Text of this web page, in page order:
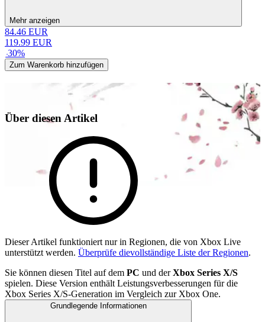
Mehr anzeigen
84.46 EUR
119.99 EUR
-30%
Zum Warenkorb hinzufügen
Über diesen Artikel
Dieser Artikel funktioniert nur in Regionen, die von Xbox Live
unterstützt werden. Überprüfe dievollständige Liste der Regionen.
Sie können diesen Titel auf dem PC und derXbox Series X/S
spielen. Diese Version enthält Leistungsverbesserungen für die
Xbox Series X/S-Generation im Vergleich zur Xbox One.
Grundlegende Informationen